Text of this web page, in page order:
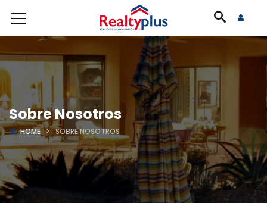
Sobre Nosotros
HOME SOBRE NOSOTROS